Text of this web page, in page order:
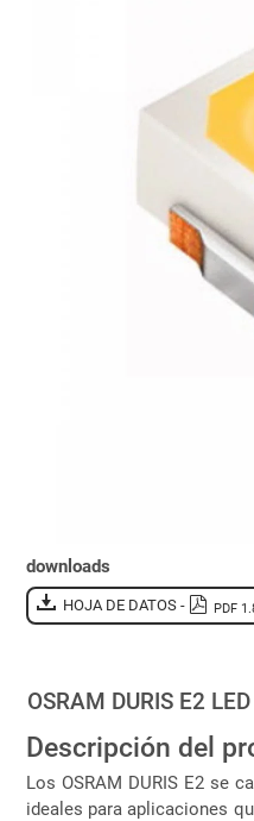
downloads
HOJA DE DATOS - PDF
OSRAM DURIS E2
Descripción del
Los OSRAM DURIS E2 se
ideales para aplicaciones